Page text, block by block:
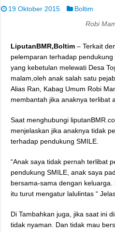
19 Oktober 2015
Boltim
Robi
LiputanBMR,Boltim – Terkait
pelemparan terhadap
yang kebetulan melewati Desa
malam,oleh anak salah satu
Alias Ran, Kabag Umum Robi
membantah jika anaknya terlibat
Saat menghubungi
menjelaskan jika anaknya tidak
terhadap pendukung SMILE.
“Anak saya tidak pernah terlibat
pendukung SMILE, anak saya
bersama-sama dengan
itu turut mengatur lalulintas “
Di Tambahkan juga, jika saat ini
tidak nyaman. Dan tidak mau